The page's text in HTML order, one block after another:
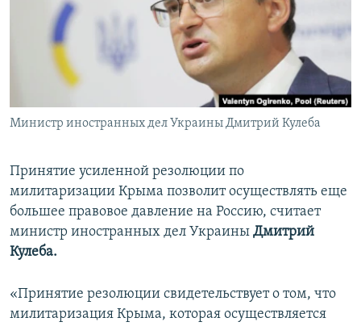
ПОБЕДИТЕЛЕЙ НЕ СУДЯТ?
КРЫМ.НЕПОКОРЕННЫЙ
ELIFBE
ПРИСОЕДИНЯЙТЕСЬ!
Все сайты RFE/RL
Министр иностранных дел Украины Дмитрий Кулеба
Принятие усиленной резолюции по
милитаризации Крыма позволит осуществлять еще
большее правовое давление на Россию, считает
министр иностранных дел Украины Дмитрий
Кулеба.
«Принятие резолюции свидетельствует о том, что
милитаризация Крыма, которая осуществляется